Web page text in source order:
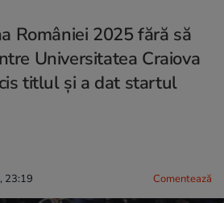
României 2025 fără să
Universitatea Craiova
titlul și a dat startul
23:19 Comentează